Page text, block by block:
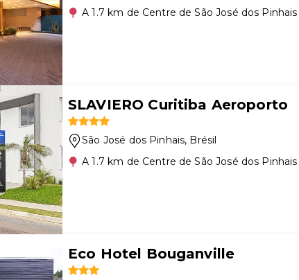
A 1.7 km de Centre de São José dos Pinhais
SLAVIERO Curitiba Aeroporto
São José dos Pinhais, Brésil
A 1.7 km de Centre de São José dos Pinhais
Eco Hotel Bouganville